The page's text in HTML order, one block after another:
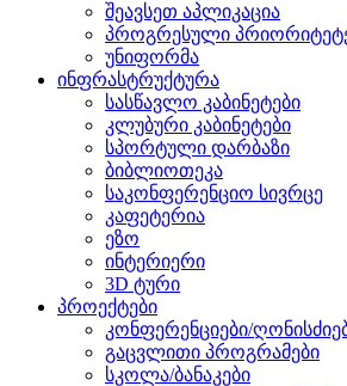
შეავსეთ აპლიკაცია
პროგრესული
უნიფორმა
ინფრასტრუქტურა
სასწავლო კაბინეტები
კლუბური კაბინეტები
სპორტული დარბაზი
ბიბლიოთეკა
საკონფერენციო სივრცე
კაფეტერია
ეზო
ინტერიერი
3D ტური
პროექტები
კონფერენციები/
გაცვლითი პროგრამები
სკოლა/ბანაკები